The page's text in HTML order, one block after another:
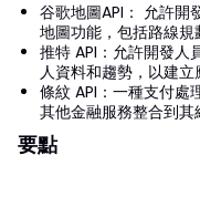
谷歌地圖API： 允許開
地圖功能，包括路線
推特 API：允許開發
人資料和趨勢，以建
條紋 API：一種支付處
其他金融服務整合到其
要點